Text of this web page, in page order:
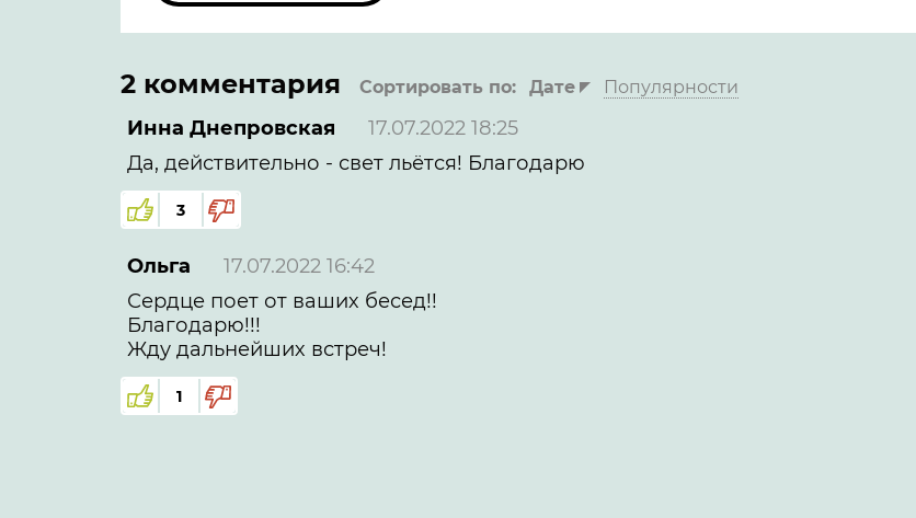
2 комментария Сортировать по: Дате Популярности
Инна Днепровская
17.07.2022 18:25
Да, действительно - свет льётся! Благодарю
3
Ольга
17.07.2022 16:42
Сердце поет от ваших бесед!!
Благодарю!!!
Жду дальнейших встреч!
1